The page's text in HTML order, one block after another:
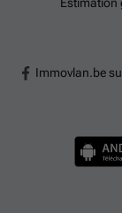
de
voiture.
Immovlan.be